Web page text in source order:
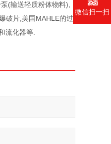
(输送轻质粉体物料),
破片,美国MAHLE的过
流化器等.
微信扫一扫